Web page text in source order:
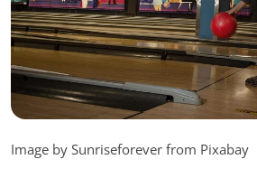
Image by Sunriseforever from Pixabay